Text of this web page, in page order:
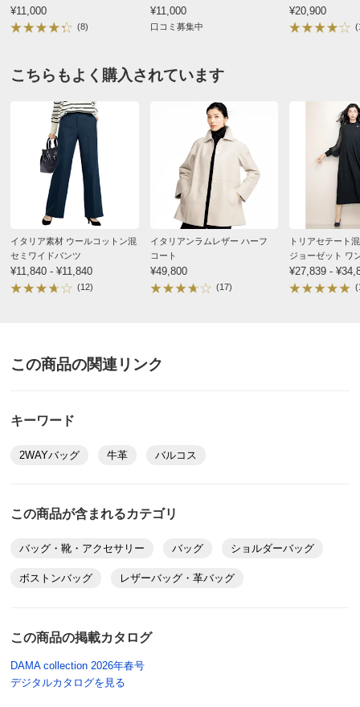
神奈川県 60代以上女性
す。
シルバーカラー素敵ですよ。
2026/02/09
トープ
大阪府 50代女性
購入したサイズで「ちょうどよかった」
私にとっては大きすぎず小さすぎずとてもよかったで
シルバー
お手頃価格でも革製なので貧弱では無い。
すべての口コミを見る
¥11,000
(8)
¥11,000
口コミ募集中
¥20,900
こちらもよく購入されています
イタリア素材 ウールコットン混
セミワイドパンツ
¥11,840 - ¥11,840
(12)
イタリアンラムレザー ハーフ
コート
¥49,800
(17)
トリアセテート
ジョーゼット ワ
¥27,839 -
この商品の関連リンク
キーワード
2WAYバッグ 牛革 バルコス
この商品が含まれるカテゴリ
バッグ・靴・アクセサリー バッグ ショルダーバッグ
ボストンバッグ レザーバッグ・革バッグ
この商品の掲載カタログ
DAMA collection 2026年春号
デジタルカタログを見る